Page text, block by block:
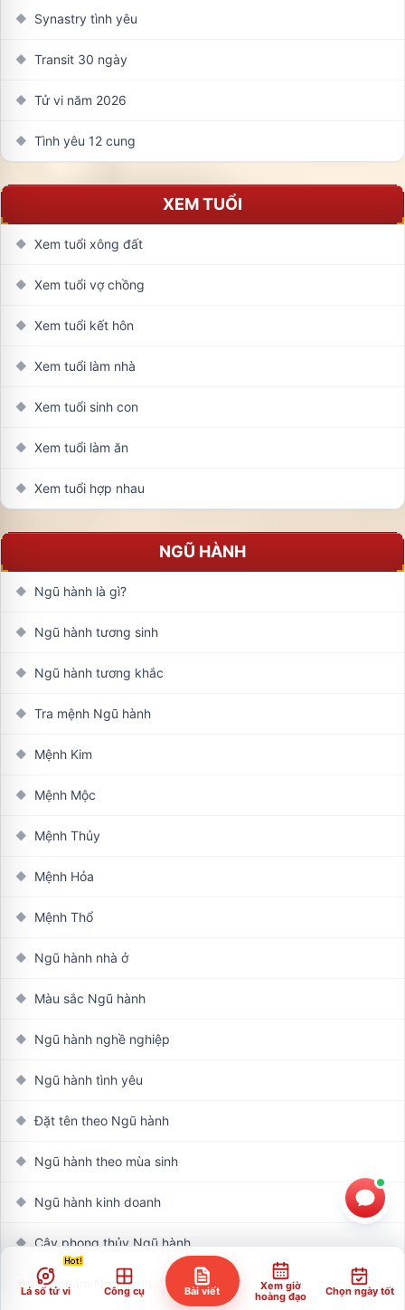
◆ Synastry tình yêu
◆ Transit 30 ngày
◆ Tử vi năm 2026
◆ Tình yêu 12 cung
XEM TUỔI
◆ Xem tuổi xông đất
◆ Xem tuổi vợ chồng
◆ Xem tuổi kết hôn
◆ Xem tuổi làm nhà
◆ Xem tuổi sinh con
◆ Xem tuổi làm ăn
◆ Xem tuổi hợp nhau
NGŨ HÀNH
◆ Ngũ hành là gì?
◆ Ngũ hành tương sinh
◆ Ngũ hành tương khắc
◆ Tra mệnh Ngũ hành
◆ Mệnh Kim
◆ Mệnh Mộc
◆ Mệnh Thủy
◆ Mệnh Hỏa
◆ Mệnh Thổ
◆ Ngũ hành nhà ở
◆ Màu sắc Ngũ hành
◆ Ngũ hành nghề nghiệp
◆ Ngũ hành tình yêu
◆ Đặt tên theo Ngũ hành
◆ Ngũ hành theo mùa sinh
◆ Ngũ hành kinh doanh
◆ Cây phong thủy Ngũ hành
Vật phẩm Ngũ hành
Lá số tử vi Công cụ Bài viết
Xem giờ
hoàng đạo
Chọn ngày tốt